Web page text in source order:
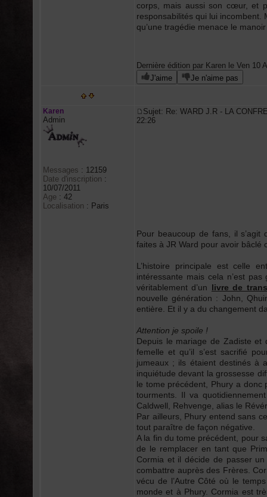
corps, mais aussi son cœur, et
responsabilités qui lui
qu’une tragédie menace le
Dernière édition par Karen le Ven 10
J'aime
Je n'aime pas
Karen
Admin
Messages : 12159
Date d'inscription :
10/07/2011
Age : 42
Localisation : Paris
Sujet: Re: WARD J.R - LA
22:26
Pour beaucoup de fans, il
faites à JR Ward pour avoir bâclé
L’histoire principale est celle
intéressante mais cela n’est
véritablement d’un livre de
nouvelle génération : John,
entière. Et il y a du changement
Attention je spoile !
Depuis le mariage de Zadiste
femelle et qu’il s’est sacrifié
jumeaux ; ils étaient destinés à
inquiétude devant la grossesse
le tome précédent, Phury a donc
tourments. Il va
Caldwell, Rehvenge, alias le
Par ailleurs, Phury entend sans
tout paraître de façon négative.
A la fin du tome précédent, pour
de le remplacer en tant que
Cormia et il décide de passer
combattre auprès des Frères.
vécu de l’Autre Côté où le
monde et à Phury. Cormia est